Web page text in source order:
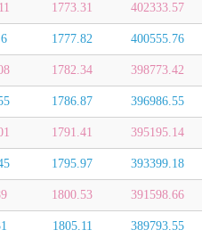
1773.31 402333.57
1777.82 400555.76
1782.34 398773.42
1786.87 396986.55
1791.41 395195.14
1795.97 393399.18
1800.53 391598.66
1805.11 389793.55